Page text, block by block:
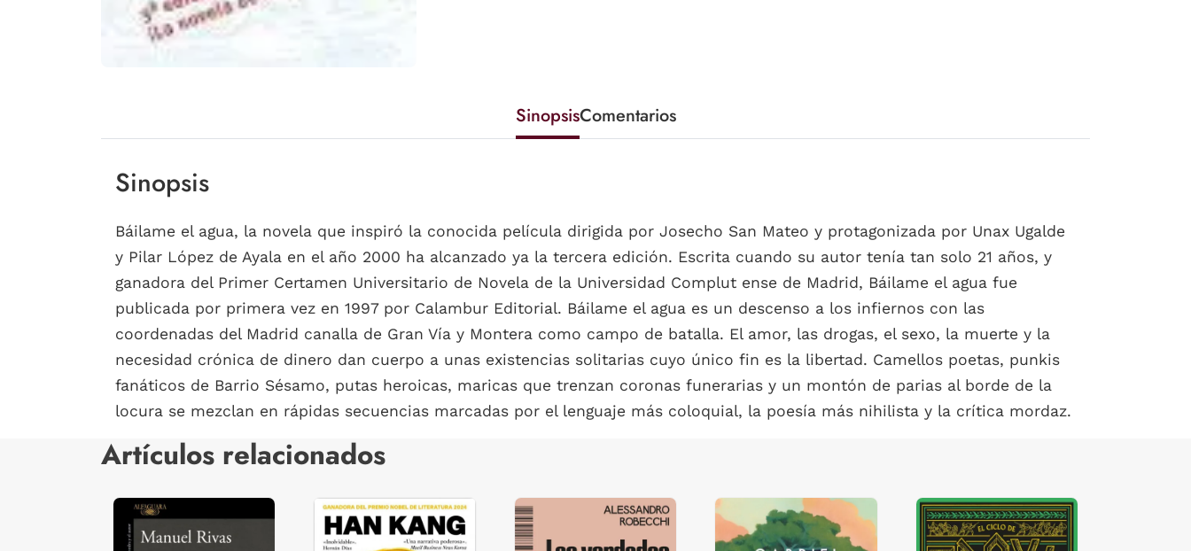
SinopsisComentarios
Sinopsis
Báilame el agua, la novela que inspiró la conocida película dirigida por Josecho San Mateo y protagonizada por Unax Ugalde
y Pilar López de Ayala en el año 2000 ha alcanzado ya la tercera edición. Escrita cuando su autor tenía tan solo 21 años, y
ganadora del Primer Certamen Universitario de Novela de la Universidad Complut ense de Madrid, Báilame el agua fue
publicada por primera vez en 1997 por Calambur Editorial. Báilame el agua es un descenso a los infiernos con las
coordenadas del Madrid canalla de Gran Vía y Montera como campo de batalla. El amor, las drogas, el sexo, la muerte y la
necesidad crónica de dinero dan cuerpo a unas existencias solitarias cuyo único fin es la libertad. Camellos poetas, punkis
fanáticos de Barrio Sésamo, putas heroicas, maricas que trenzan coronas funerarias y un montón de parias al borde de la
locura se mezclan en rápidas secuencias marcadas por el lenguaje más coloquial, la poesía más nihilista y la crítica mordaz.
Artículos relacionados